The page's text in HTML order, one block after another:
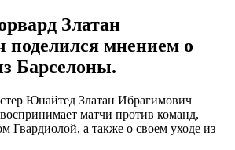
Златан
поделился мнением о
Барселоны.
Юнайтед Златан Ибрагимович
матчи против команд,
Гвардиолой, а также о своем уходе из